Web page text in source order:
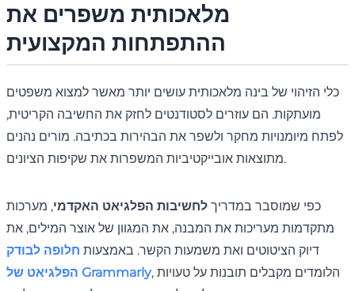
מלאכותית משפרים את
ההתפתחות המקצועית
כלי הזיהוי של בינה מלאכותית עושים יותר מאשר למצוא משפטים
מועתקות. הם עוזרים לסטודנטים לחזק את החשיבה הקריטית,
לפתח מיומנויות מחקר ולשפר את הבהירות בכתיבה. מורים נהנים
מתוצאות אובייקטיביות המשפרות את שקיפות הציונים.
כפי שמוסבר במדריך לחשיבות הפלגיאט האקדמי, מערכות
מתקדמות מעריכות את המבנה, את המגוון של אוצר המילים, את
דיוק הציטוטים ואת משמעות הקשר. באמצעות חלופה לבודק
הפלגיאט של Grammarly, הלומדים מקבלים תובנות על טעויות